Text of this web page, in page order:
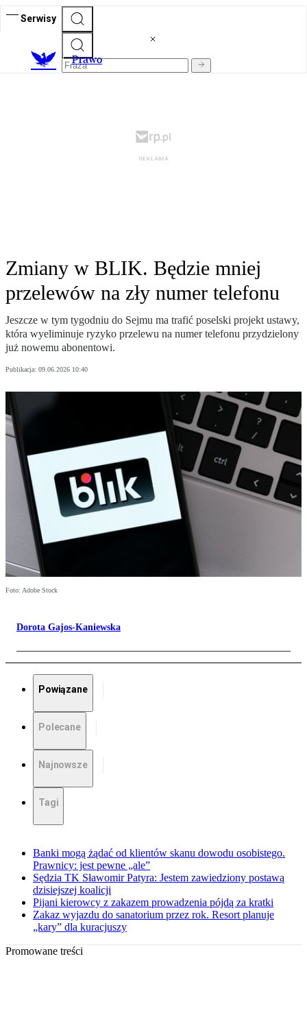
Serwisy
Prawo
Zmiany w BLIK. Będzie mniej
przelewów na zły numer telefonu
Jeszcze w tym tygodniu do Sejmu ma trafić poselski projekt ustawy,
która wyeliminuje ryzyko przelewu na numer telefonu przydzielony
już nowemu abonentowi.
Publikacja: 09.06.2026 10:40
Foto: Adobe Stock
Dorota Gajos-Kaniewska
Powiązane
Polecane
Najnowsze
Tagi
Banki mogą żądać od klientów skanu dowodu osobistego.
Prawnicy: jest pewne „ale”
Sędzia TK Sławomir Patyra: Jestem zawiedziony postawą
dzisiejszej koalicji
Pijani kierowcy z zakazem prowadzenia pójdą za kratki
Zakaz wyjazdu do sanatorium przez rok. Resort planuje
„kary” dla kuracjuszy
Promowane treści